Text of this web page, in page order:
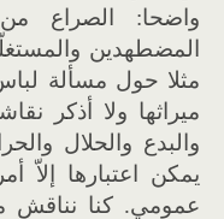
واضحا: الصراع
المضطهدين
مثلا حول مسألة
ميراثها ولا أذكر
والبدع والحلال
يمكن اعتبارها
عمومي. كنا نناقش